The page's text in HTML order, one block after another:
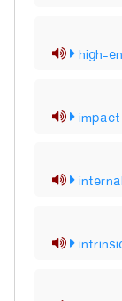
high-